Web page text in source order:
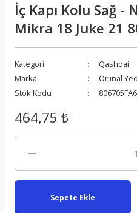
İç Kapı Kolu Sağ -
Mikra 18 Juke 21
Kategori
Qashqai
Marka
Orjinal
Stok Kodu
464,75 ₺
Sepete Ekle